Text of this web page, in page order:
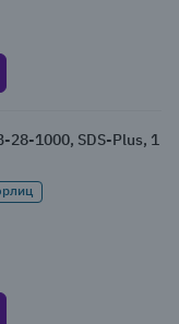
1000, SDS-Plus, 1